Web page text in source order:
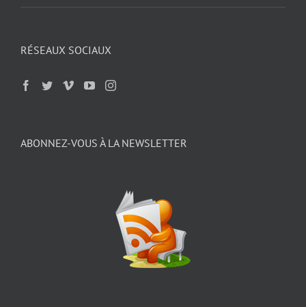
RÉSEAUX SOCIAUX
ABONNEZ-VOUS À LA NEWSLETTER